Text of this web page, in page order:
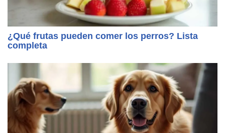
¿Qué frutas pueden comer los perros? Lista
completa